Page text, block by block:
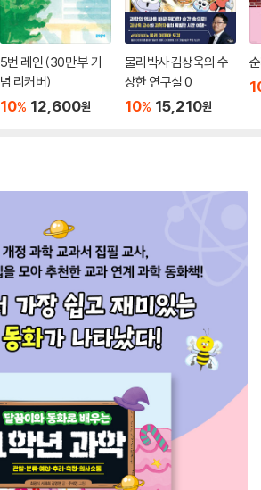
5번 레인 (30만 부 기
념 리커버)
10% 12,600원
물리박사 김상욱의 수
상한 연구실 0
10% 15,210원